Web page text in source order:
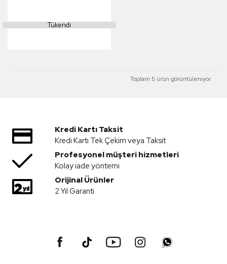
Tükendi
Toplam 5 ürün görüntüleniyor.
Kredi Kartı Taksit
Kredi Kartı Tek Çekim veya Taksit
Profesyonel müşteri hizmetleri
Kolay iade yöntemi
Orijinal Ürünler
2 Yıl Garanti